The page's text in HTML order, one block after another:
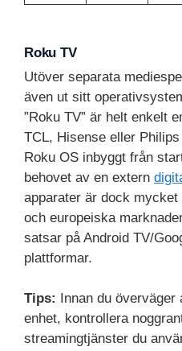
Roku TV
Utöver separata
även ut sitt
”Roku TV” är helt enkelt
TCL, Hisense eller
Roku OS inbyggt från
behovet av en extern
apparater är dock
och europeiska
satsar på Android TV/
plattformar.
Tips: Innan du överväger
enhet, kontrollera
streamingtjänster du